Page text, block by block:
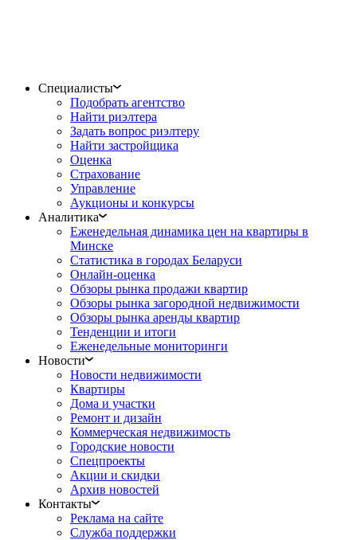
Специалисты
Подобрать агентство
Найти риэлтера
Задать вопрос риэлтеру
Найти застройщика
Оценка
Страхование
Управление
Аукционы и конкурсы
Аналитика
Еженедельная динамика цен на квартиры в
Минске
Статистика в городах Беларуси
Онлайн-оценка
Обзоры рынка продажи квартир
Обзоры рынка загородной недвижимости
Обзоры рынка аренды квартир
Тенденции и итоги
Еженедельные мониторинги
Новости
Новости недвижимости
Квартиры
Дома и участки
Ремонт и дизайн
Коммерческая недвижимость
Городские новости
Спецпроекты
Акции и скидки
Архив новостей
Контакты
Реклама на сайте
Служба поддержки